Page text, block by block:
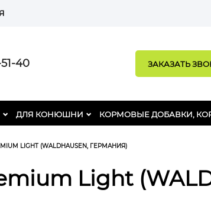
40 ЗАКАЗАТЬ
ДЛЯ КОНЮШНИ КОРМОВЫЕ ДОБАВКИ,
LIGHT (WALDHAUSEN, ГЕРМАНИЯ)
Light